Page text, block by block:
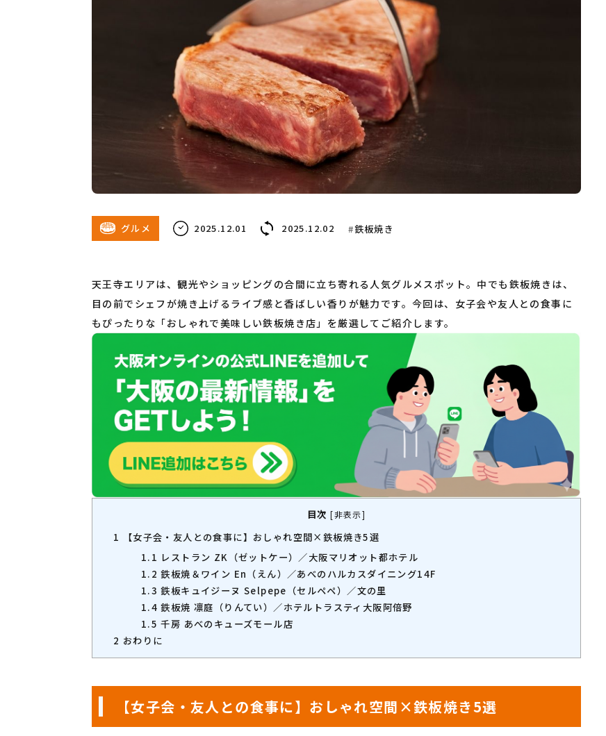
グルメ 2025.12.01 2025.12.02 鉄板焼き
天王寺エリアは、観光やショッピングの合間に立ち寄れる人気グルメスポット。中でも鉄板焼きは、
目の前でシェフが焼き上げるライブ感と香ばしい香りが魅力です。今回は、女子会や友人との食事に
もぴったりな「おしゃれで美味しい鉄板焼き店」を厳選してご紹介します。
目次 [非表示]
1
【女子会・友人との食事に】おしゃれ空間×鉄板焼き5選
1.1 レストラン ZK（ゼットケー）／大阪マリオット都ホテル
1.2 鉄板焼＆ワイン En（えん）／あべのハルカスダイニング14F
1.3 鉄板キュイジーヌ Selpepe（セルペペ）／文の里
1.4 鉄板焼 凛庭（りんてい）／ホテルトラスティ大阪阿倍野
1.5 千房 あべのキューズモール店
2 おわりに
【女子会・友人との食事に】おしゃれ空間×鉄板焼き5選